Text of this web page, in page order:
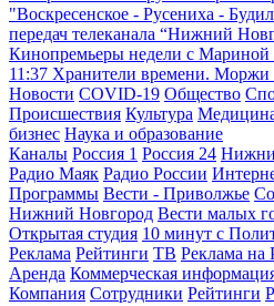
"Воскресенское - Русениха -
передач телеканала “Нижний
Кинопремьеры недели с Мариной
11:37 Хранители времени. Моржи
Новости COVID-19 Общество
Происшествия Культура
бизнес Наука и образование
Каналы Россия 1 Россия 24
Радио Маяк Радио России
Программы Вести - Приволжье
Нижний Новгород Вести малых
Открытая студия 10 минут с
Реклама Рейтинги ТВ Реклама на
Аренда Коммерческая
Компания Сотрудники Рейтинги